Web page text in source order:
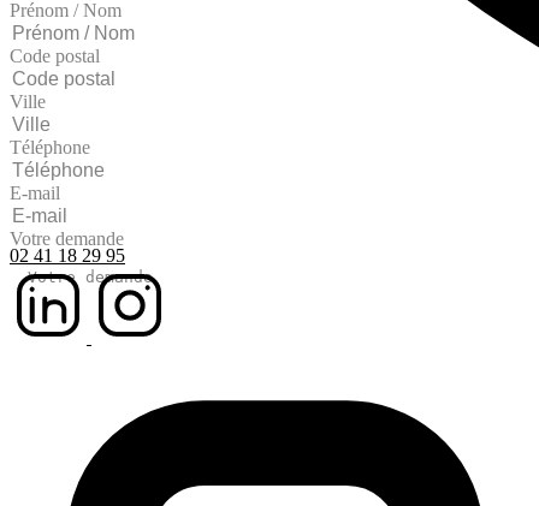
Prénom / Nom
Code postal
Ville
Téléphone
E-mail
Votre demande
02 41 18 29 95